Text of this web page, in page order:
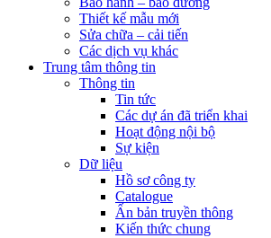
Thiết kế mẫu mới
Sửa chữa – cải tiến
Các dịch vụ khác
Trung tâm thông tin
Thông tin
Tin tức
Các dự án đã triển khai
Hoạt động nội bộ
Sự kiện
Dữ liệu
Hồ sơ công ty
Catalogue
Ấn bản truyền thông
Kiến thức chung